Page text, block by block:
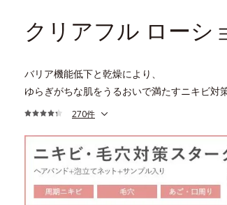
クリアフル ローシ
バリア機能低下と乾燥により、
ゆらぎがちな肌をうるおいで満たすニキビ対
270件